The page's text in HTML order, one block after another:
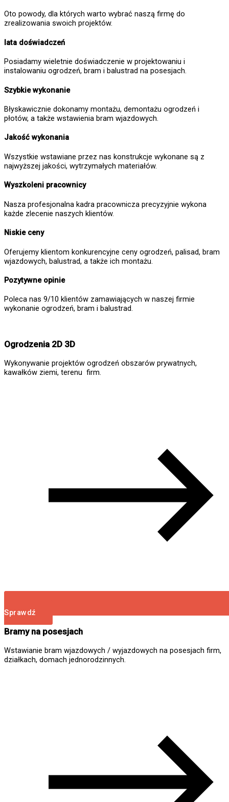
Oto powody, dla których warto wybrać naszą firmę do
zrealizowania swoich projektów.
lata doświadczeń
Posiadamy wieletnie doświadczenie w projektowaniu i
instalowaniu ogrodzeń, bram i balustrad na posesjach.
Szybkie wykonanie
Błyskawicznie dokonamy montażu, demontażu ogrodzeń i
płotów, a także wstawienia bram wjazdowych.
Jakość wykonania
Wszystkie wstawiane przez nas konstrukcje wykonane są z
najwyższej jakości, wytrzymałych materiałów.
Wyszkoleni pracownicy
Nasza profesjonalna kadra pracownicza precyzyjnie wykona
każde zlecenie naszych klientów.
Niskie ceny
Oferujemy klientom konkurencyjne ceny ogrodzeń, palisad, bram
wjazdowych, balustrad, a także ich montażu.
Pozytywne opinie
Poleca nas 9/10 klientów zamawiających w naszej firmie
wykonanie ogrodzeń, bram i balustrad.
Ogrodzenia 2D 3D
Wykonywanie projektów ogrodzeń obszarów prywatnych,
kawałków ziemi, terenu firm.
Sprawdź
Bramy na posesjach
Wstawianie bram wjazdowych / wyjazdowych na posesjach firm,
działkach, domach jednorodzinnych.